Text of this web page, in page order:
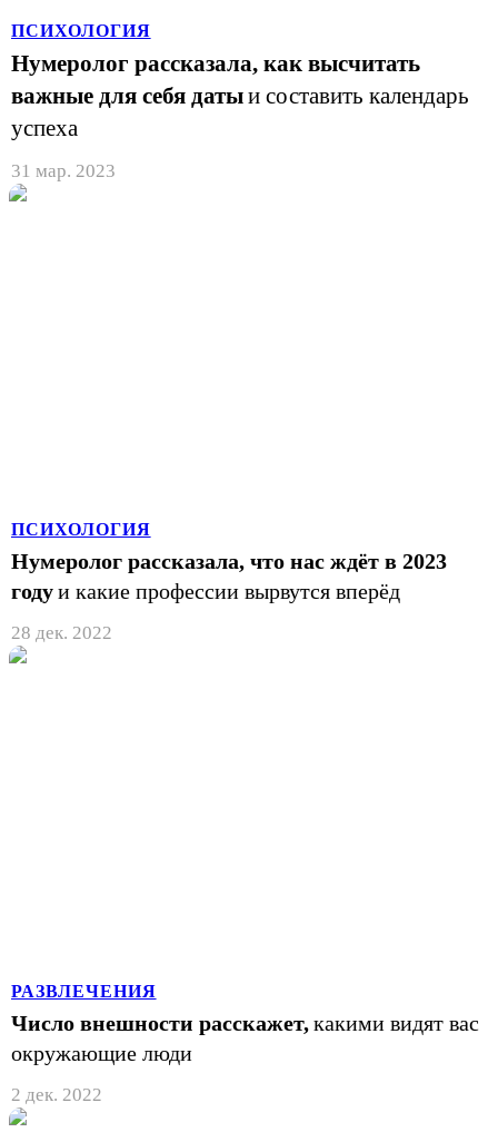
ПСИХОЛОГИЯ
Нумеролог рассказала, как высчитать
важные для себя датыи составить календарь
успеха
31 мар. 2023
ПСИХОЛОГИЯ
Нумеролог рассказала, что нас ждёт в 2023
годуи какие профессии вырвутся вперёд
28 дек. 2022
РАЗВЛЕЧЕНИЯ
Число внешности расскажет,какими видят вас
окружающие люди
2 дек. 2022